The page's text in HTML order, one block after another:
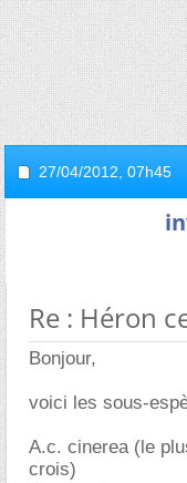
27/04/2012, 07h45
Re : Héron
Bonjour,
voici les sous-
A.c. cinerea (le
crois)